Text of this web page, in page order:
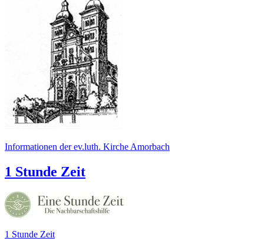
Informationen der ev.luth. Kirche Amorbach
1 Stunde Zeit
1 Stunde Zeit